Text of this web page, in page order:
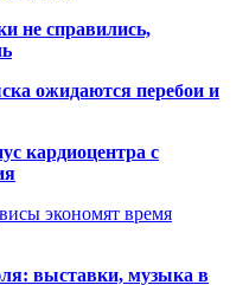
не справились,
ожидаются перебои и
кардиоцентра с
экономят время
выставки, музыка в